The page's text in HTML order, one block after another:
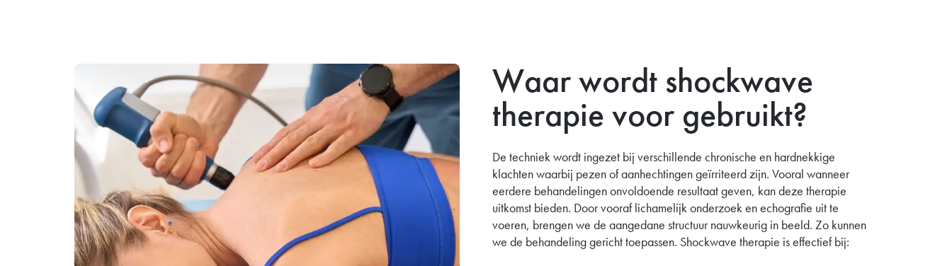
Waar wordt shockwave
therapie voor gebruikt?
De techniek wordt ingezet bij verschillende chronische en hardnekkige
klachten waarbij pezen of aanhechtingen geïrriteerd zijn. Vooral wanneer
eerdere behandelingen onvoldoende resultaat geven, kan deze therapie
uitkomst bieden. Door vooraf lichamelijk onderzoek en echografie uit te
voeren, brengen we de aangedane structuur nauwkeurig in beeld. Zo kunnen
we de behandeling gericht toepassen. Shockwave therapie is effectief bij: